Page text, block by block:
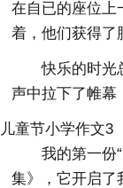
在自已的座位上
着，他们获得了
快乐的时光
声中拉下了帷幕
儿童节小学作文3
我的第一份
集》，它开启了